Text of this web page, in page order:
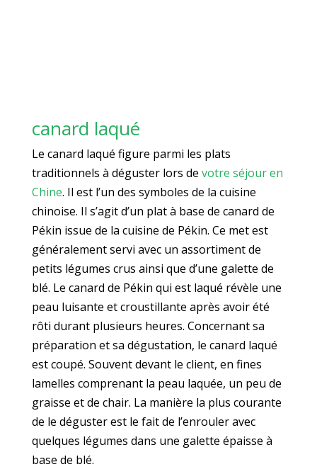
canard laqué
Le canard laqué figure parmi les plats
traditionnels à déguster lors de votre séjour en
Chine. Il est l’un des symboles de la cuisine
chinoise. Il s’agit d’un plat à base de canard de
Pékin issue de la cuisine de Pékin. Ce met est
généralement servi avec un assortiment de
petits légumes crus ainsi que d’une galette de
blé. Le canard de Pékin qui est laqué révèle une
peau luisante et croustillante après avoir été
rôti durant plusieurs heures. Concernant sa
préparation et sa dégustation, le canard laqué
est coupé. Souvent devant le client, en fines
lamelles comprenant la peau laquée, un peu de
graisse et de chair. La manière la plus courante
de le déguster est le fait de l’enrouler avec
quelques légumes dans une galette épaisse à
base de blé.